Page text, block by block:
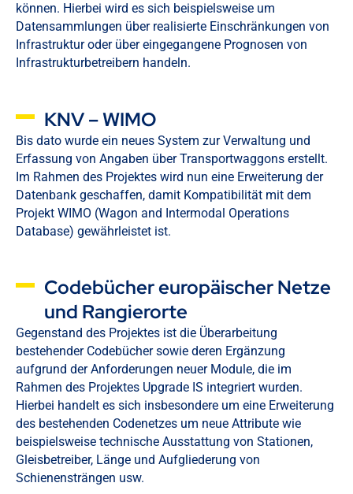
können. Hierbei wird es sich beispielsweise um
Datensammlungen über realisierte Einschränkungen von
Infrastruktur oder über eingegangene Prognosen von
Infrastrukturbetreibern handeln.
KNV – WIMO
Bis dato wurde ein neues System zur Verwaltung und
Erfassung von Angaben über Transportwaggons erstellt.
Im Rahmen des Projektes wird nun eine Erweiterung der
Datenbank geschaffen, damit Kompatibilität mit dem
Projekt WIMO (Wagon and Intermodal Operations
Database) gewährleistet ist.
Codebücher europäischer Netze
und Rangierorte
Gegenstand des Projektes ist die Überarbeitung
bestehender Codebücher sowie deren Ergänzung
aufgrund der Anforderungen neuer Module, die im
Rahmen des Projektes Upgrade IS integriert wurden.
Hierbei handelt es sich insbesondere um eine Erweiterung
des bestehenden Codenetzes um neue Attribute wie
beispielsweise technische Ausstattung von Stationen,
Gleisbetreiber, Länge und Aufgliederung von
Schienensträngen usw.